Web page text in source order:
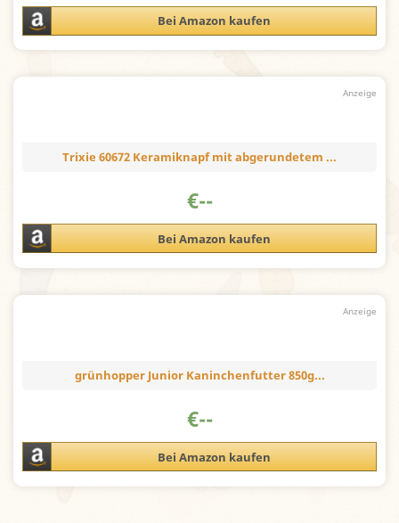
Bei Amazon kaufen
Trixie 60672 Keramiknapf mit abgerundetem ...
€--
Bei Amazon kaufen
grünhopper Junior Kaninchenfutter 850g...
€--
Bei Amazon kaufen